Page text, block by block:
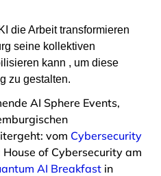
die Arbeit transformieren
seine kollektiven
kann , um diese
zu gestalten.
AI Sphere Events,
vom Cybersecurity
of Cybersecurity am
AI Breakfast in